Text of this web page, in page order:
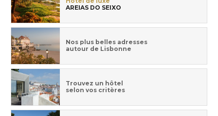
AREIAS DO SEIXO
Nos plus belles adresses
autour de Lisbonne
Trouvez un hôtel
selon vos critères